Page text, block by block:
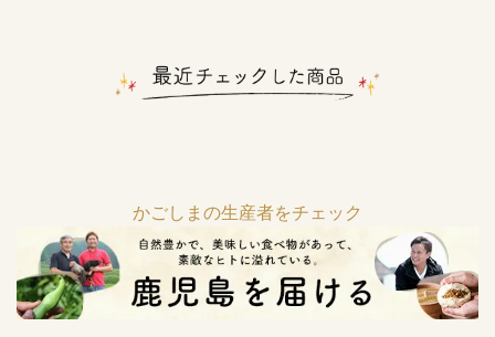
かごしまの生産者をチェック